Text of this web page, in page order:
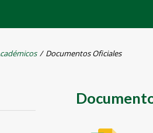
/ Documentos Oficiales